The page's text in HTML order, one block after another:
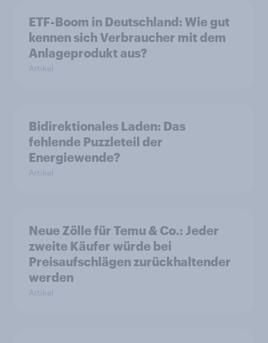
ETF-Boom in Deutschland: Wie gut
kennen sich Verbraucher mit dem
Anlageprodukt aus?
Artikel
Bidirektionales Laden: Das
fehlende Puzzleteil der
Energiewende?
Artikel
Neue Zölle für Temu & Co.: Jeder
zweite Käufer würde bei
Preisaufschlägen zurückhaltender
werden
Artikel